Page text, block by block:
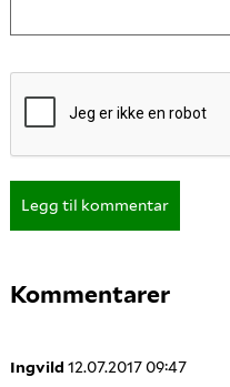
Legg til kommentar
Kommentarer
Ingvild 12.07.2017 09:47